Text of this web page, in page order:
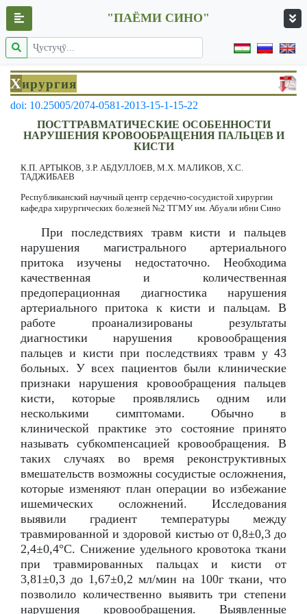
"ПАЁМИ СИНО"
Хирургия
doi: 10.25005/2074-0581-2013-15-1-15-22
ПОСТТРАВМАТИЧЕСКИЕ ОСОБЕННОСТИ
НАРУШЕНИЯ КРОВООБРАЩЕНИЯ ПАЛЬЦЕВ И
КИСТИ
К.П. АРТЫКОВ, З.Р. АБДУЛЛОЕВ, М.Х. МАЛИКОВ, Х.С.
ТАДЖИБАЕВ
Республиканский научный центр сердечно-сосудистой хирургии
кафедра хирургических болезней №2 ТГМУ им. Абуали ибни Сино
При последствиях травм кисти и пальцев
нарушения магистрального артериального
притока изучены недостаточно. Необходима
качественная и количественная
предоперационная диагностика нарушения
артериального притока к кисти и пальцам. В
работе проанализированы результаты
диагностики нарушения кровообращения
пальцев и кисти при последствиях травм у 43
больных. У всех пациентов были клинические
признаки нарушения кровообращения пальцев
кисти, которые проявлялись одним или
несколькими симптомами. Обычно в
клинической практике это состояние принято
называть субкомпенсацией кровообращения. В
таких случаях во время реконструктивных
вмешательств возможны сосудистые осложнения,
которые изменяют план операции во избежание
ишемических осложнений. Исследования
выявили градиент температуры между
травмированной и здоровой кистью от 0,8±0,3 до
2,4±0,4°C. Снижение удельного кровотока ткани
при травмированных пальцах и кисти от
3,81±0,3 до 1,67±0,2 мл/мин на 100г ткани, что
позволило количественно выявить три степени
нарушения кровообращения. Выявленные